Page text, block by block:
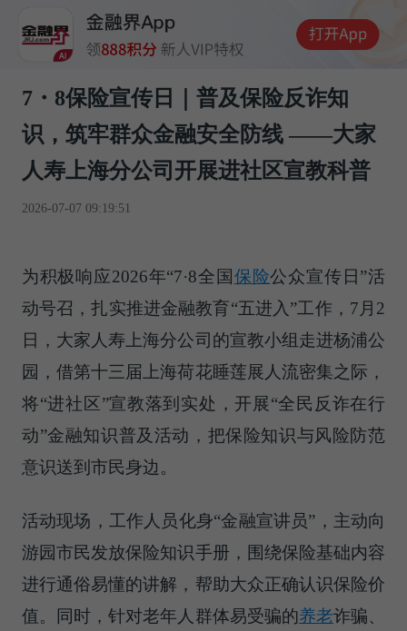
7・8保险宣传日｜普及保险反诈知
识，筑牢群众金融安全防线 ——大家
人寿上海分公司开展进社区宣教科普
2026-07-07 09:19:51
为积极响应2026年“7·8全国 保险公众宣传日”活
动号召，扎实推进金融教育“五进入”工作，7月2
日，大家人寿上海分公司的宣教小组走进杨浦公
园，借第十三届上海荷花睡莲展人流密集之际，
将“进社区”宣教落到实处，开展“全民反诈在行
动”金融知识普及活动，把保险知识与风险防范
意识送到市民身边。
活动现场，工作人员化身“金融宣讲员”，主动向
游园市民发放保险知识手册，围绕保险基础内容
进行通俗易懂的讲解，帮助大众正确认识保险价
值。同时，针对老年人群体易受骗的养老诈骗、